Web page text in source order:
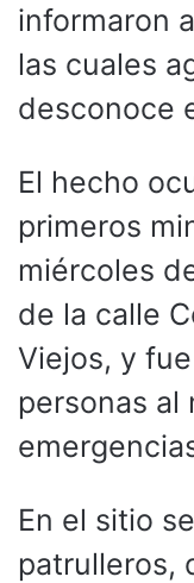
informaron
las cuales
desconoce
El hecho
primeros
miércoles
de la calle
Viejos, y
personas al
En el sitio
patrulleros,